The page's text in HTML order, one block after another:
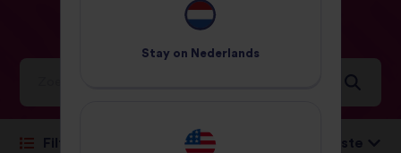
Recepten
Ideeën en inspiratie voor een wereld vol smaken
Filteren Sorteren op:
Stay on Nederlands